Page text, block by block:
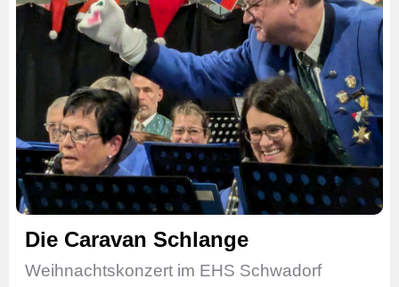
Die Caravan Schlange
Weihnachtskonzert im EHS Schwadorf